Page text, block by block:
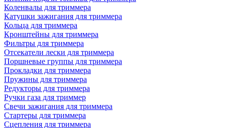
Коленвалы для триммера
Катушки зажигания для триммера
Кольца для триммера
Кронштейны для триммера
Фильтры для триммера
Отсекатели лески для триммера
Поршневые группы для триммера
Прокладки для триммера
Пружины для триммера
Редукторы для триммера
Ручки газа для триммер
Свечи зажигания для триммера
Стартеры для триммера
Сцепления для триммера